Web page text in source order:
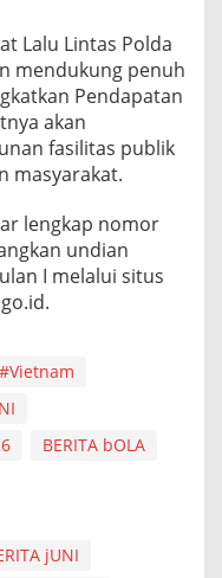
Lalu Lintas Polda
mendukung penuh
Pendapatan
akan
fasilitas publik
masyarakat.
lengkap nomor
undian
I melalui situs
#Vietnam
BERITA bOLA
jUNI